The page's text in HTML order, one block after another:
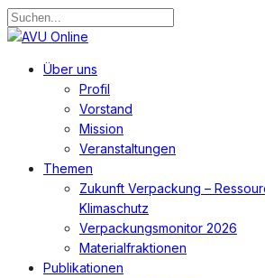
Zum
Hauptinhalt
Suche
Suchen
Menü
Über uns
Profil
Vorstand
Mission
Veranstaltungen
Themen
Zukunft Verpackung –
Klimaschutz
Verpackungsmonitor 2026
Materialfraktionen
Publikationen